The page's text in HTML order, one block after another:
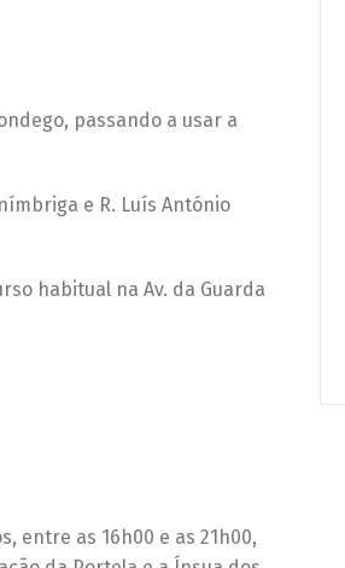
passando a usar a
e R. Luís António
habitual na Av. da Guarda
entre as 16h00 e as 21h00,